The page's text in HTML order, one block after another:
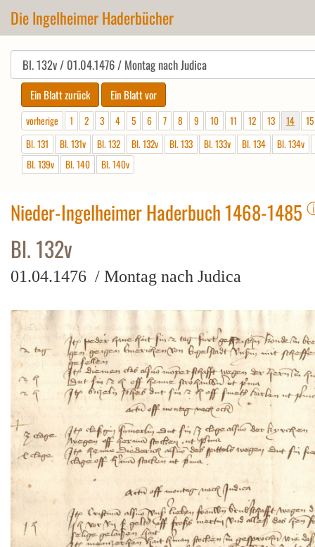
Die Ingelheimer Haderbücher
vorherige 1 2 3 4 5 6 7 8 9 10 11 12 13 14
15
Bl. 131
Bl. 131v Bl. 132 Bl. 132v Bl. 133 Bl. 133v Bl. 134
Bl. 134v
Bl. 139v
Bl. 140 Bl. 140v
Nieder-Ingelheimer Haderbuch 1468-1485
Bl. 132v
01.04.1476 / Montag nach Judica